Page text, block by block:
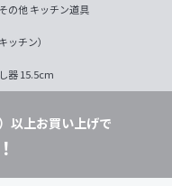
その他 キッチン道具
ッチン）
器 15.5cm
以上お買い上げで